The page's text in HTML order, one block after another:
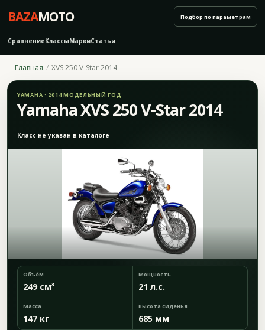
BAZAMOTO
СравнениеКлассыМаркиСтатьи
Подбор по параметрам
Главная XVS 250 V-Star 2014
YAMAHA · 2014 МОДЕЛЬНЫЙ ГОД
Yamaha XVS 250 V-Star 2014
Класс не указан в каталоге
Объём
249 см³
Мощность
21 л.с.
Масса
147 кг
Высота сиденья
685 мм